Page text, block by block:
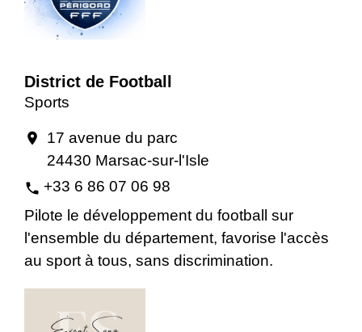
District de Football
Sports
location_on
17 avenue du parc
24430 Marsac-sur-l'Isle
phone +33 6 86 07 06 98
Pilote le développement du football sur
l'ensemble du département, favorise l'accès
au sport à tous, sans discrimination.